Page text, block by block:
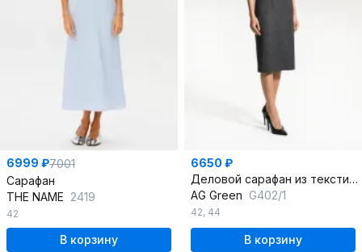
6999 ₽7001
Сарафан
THE NAME 2419
42
В корзину
6650 ₽
Деловой сарафан из текстиля без указанных деталей
AG Green G402/1
42, 44
В корзину